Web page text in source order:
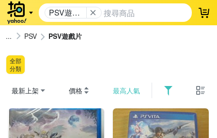
PSV遊戲
片
登
PSV PSV遊戲片
全部
分類
最新上架 價格 最高人氣